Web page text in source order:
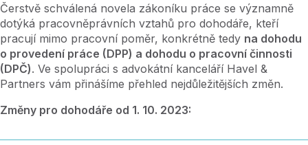
Čerstvě schválená novela zákoníku práce se významně
dotýká pracovněprávních vztahů pro dohodáře, kteří
pracují mimo pracovní poměr, konkrétně tedy na dohodu
o provedení práce (DPP) a dohodu o pracovní činnosti
(DPČ). Ve spolupráci s advokátní kanceláří Havel &
Partners vám přinášíme přehled nejdůležitějších změn.
Změny pro dohodáře od 1. 10. 2023: